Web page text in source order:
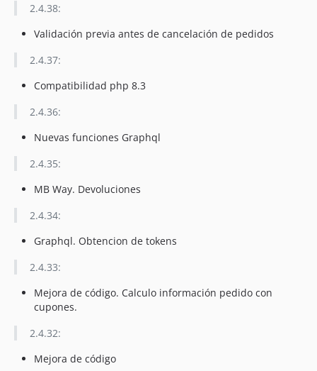
2.4.38:
Validación previa antes de cancelación de pedidos
2.4.37:
Compatibilidad php 8.3
2.4.36:
Nuevas funciones Graphql
2.4.35:
MB Way. Devoluciones
2.4.34:
Graphql. Obtencion de tokens
2.4.33:
Mejora de código. Calculo información pedido con
cupones.
2.4.32:
Mejora de código